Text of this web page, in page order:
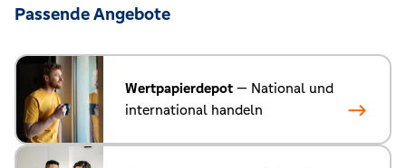
Passende Angebote
Wertpapierdepot — National und
international handeln